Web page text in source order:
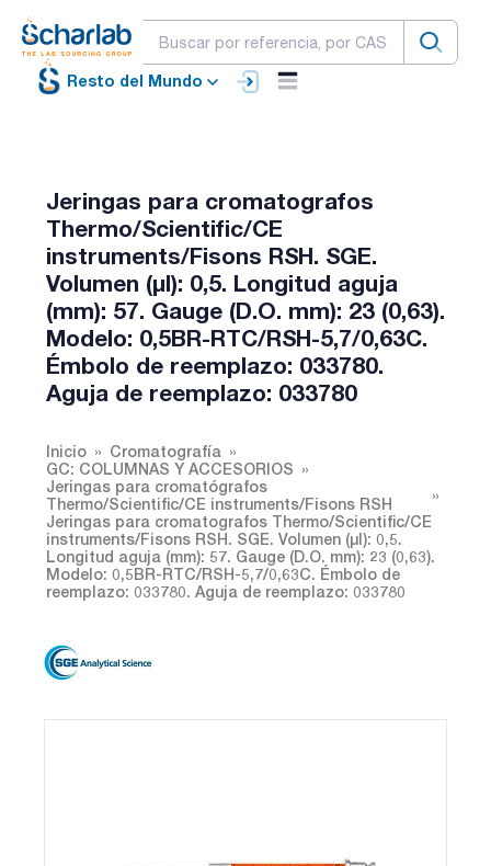
Resto del Mundo
Jeringas para cromatografos
Thermo/Scientific/CE
instruments/Fisons RSH. SGE.
Volumen (µl): 0,5. Longitud aguja
(mm): 57. Gauge (D.O. mm): 23 (0,63).
Modelo: 0,5BR-RTC/RSH-5,7/0,63C.
Émbolo de reemplazo: 033780.
Aguja de reemplazo: 033780
Inicio
Cromatografía
GC: COLUMNAS Y ACCESORIOS
Jeringas para cromatógrafos
Thermo/Scientific/CE instruments/Fisons RSH
Jeringas para cromatografos Thermo/Scientific/CE
instruments/Fisons RSH. SGE. Volumen (µl): 0,5.
Longitud aguja (mm): 57. Gauge (D.O. mm): 23 (0,63).
Modelo: 0,5BR-RTC/RSH-5,7/0,63C. Émbolo de
reemplazo: 033780. Aguja de reemplazo: 033780